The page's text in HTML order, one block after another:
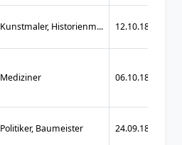
Kunstmaler, Historienm... 12.10.1802
Mediziner 06.10.1872
Politiker, Baumeister 24.09.1853